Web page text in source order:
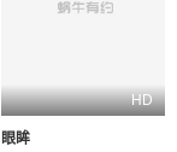
HD
眼眸